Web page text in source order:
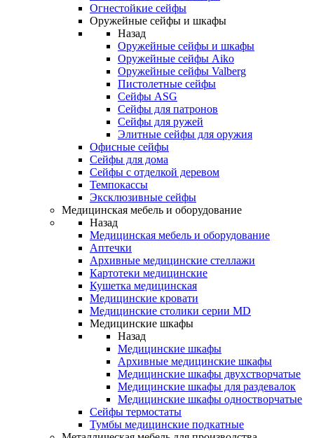
Огнестойкие сейфы
Оружейные сейфы и шкафы
Назад
Оружейные сейфы и шкафы
Оружейные сейфы Aiko
Оружейные сейфы Valberg
Пистолетные сейфы
Сейфы ASG
Сейфы для патронов
Сейфы для ружей
Элитные сейфы для оружия
Офисные сейфы
Сейфы для дома
Сейфы с отделкой деревом
Темпокассы
Эксклюзивные сейфы
Медицинская мебель и оборудование
Назад
Медицинская мебель и оборудование
Аптечки
Архивные медицинские стеллажи
Картотеки медицинские
Кушетка медицинская
Медицинские кровати
Медицинские столики серии MD
Медицинские шкафы
Назад
Медицинские шкафы
Архивные медицинские шкафы
Медицинские шкафы двухстворчатые
Медицинские шкафы для раздевалок
Медицинские шкафы одностворчатые
Сейфы термостаты
Тумбы медицинские подкатные